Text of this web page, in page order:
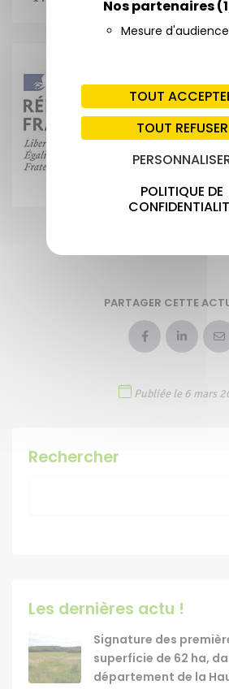
Nos partenaires
Mesure d'audience
TOUT
TOUT REFUSER
POLITIQUE DE
PARTAGER CETTE
Publiée le 6 mars
Rechercher
Les dernières actu !
Signature des
superficie de 62 ha,
département de la